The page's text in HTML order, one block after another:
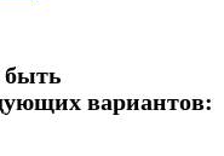
быть
вариантов: